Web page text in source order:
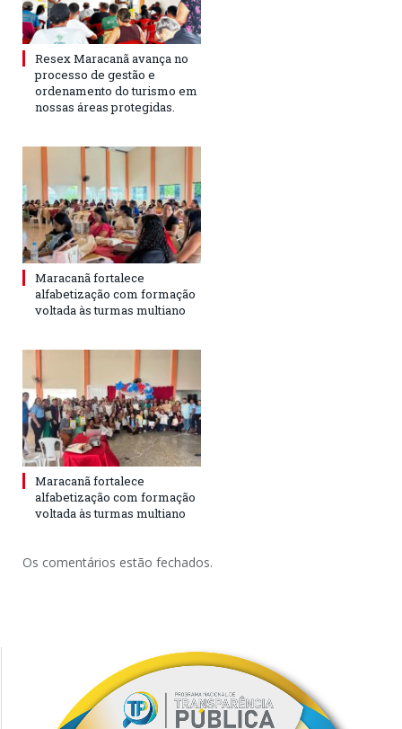
Resex Maracanã avança no
processo de gestão e
ordenamento do turismo em
nossas áreas protegidas.
Maracanã fortalece
alfabetização com formação
voltada às turmas multiano
Maracanã fortalece
alfabetização com formação
voltada às turmas multiano
Os comentários estão fechados.